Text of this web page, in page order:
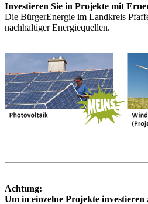
Investieren Sie in Projekte mit
Die BürgerEnergie im Landkreis
nachhaltiger Energiequellen.
Achtung:
Um in einzelne Projekte investieren